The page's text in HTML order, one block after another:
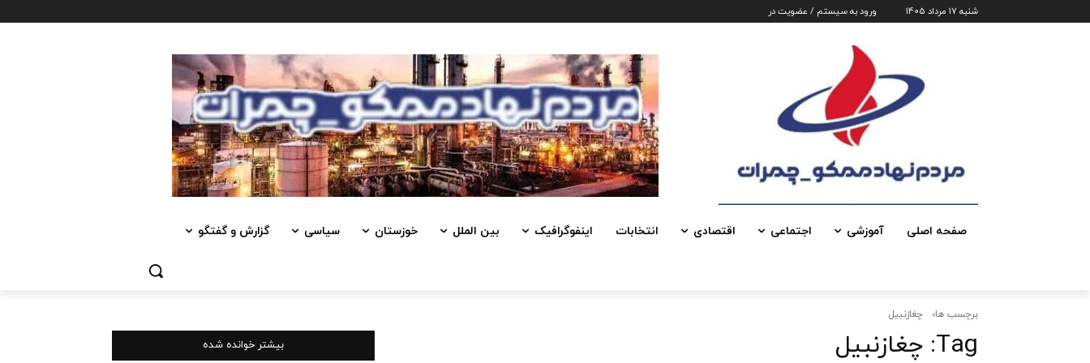
شنبه 17 مرداد 1405 ورود به سیستم / عضویت در
صفحه اصلی آموزشی اجتماعی اقتصادی انتخابات اینفوگرافیک بین الملل خوزستان سیاسی گزارش و گفتگو
برچسب ها چغازنبیل
Tag: چغازنبیل بیشتر خوانده شده